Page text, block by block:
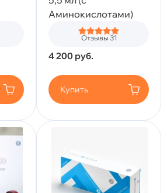
Аминокислотами)
Отзывы 31
4 200 руб.
Купить